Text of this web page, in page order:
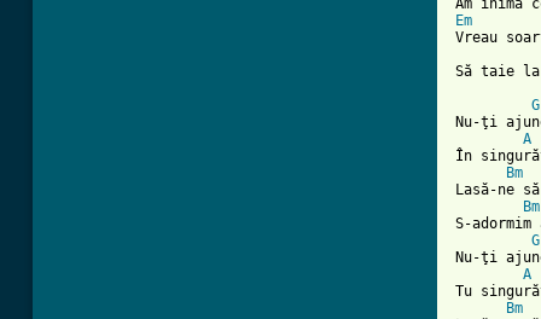
Em
Vreau
Să taie
G
Nu-ţi
A
În
Bm
Lasă-ne
Bm
S-adormim
G
Nu-ţi
A
Tu
Bm